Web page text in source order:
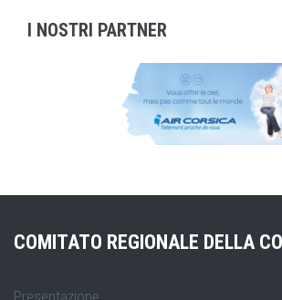
I NOSTRI PARTNER
COMITATO REGIONALE DELLA